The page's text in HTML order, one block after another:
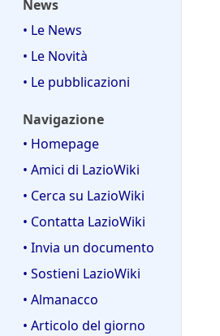
News
• Le News
• Le Novità
• Le pubblicazioni
Navigazione
• Homepage
• Amici di LazioWiki
• Cerca su LazioWiki
• Contatta LazioWiki
• Invia un documento
• Sostieni LazioWiki
• Almanacco
• Articolo del giorno